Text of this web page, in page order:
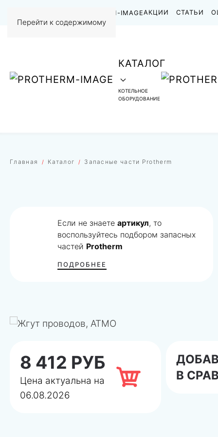
Перейти к содержимому
АКЦИИ СТАТЬИ
КАТАЛОГ
КОТЕЛЬНОЕ
ОБОРУДОВАНИЕ
Главная Каталог Запасные части Protherm
Если не знаетеартикул, то
воспользуйтесь подбором запасных
частей Protherm
ПОДРОБНЕЕ
8 412 РУБ
Цена актуальна на
06.08.2026
В